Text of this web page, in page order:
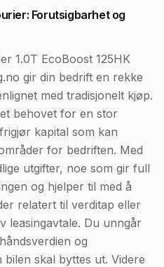
Forutsigbarhet og
1.0T EcoBoost 125HK
gir din bedrift en rekke
med tradisjonelt kjøp.
behovet for en stor
kapital som kan
for bedriften. Med
utgifter, noe som gir full
og hjelper til med å
relatert til verditap eller
leasingavtale. Du unngår
og
bilen skal byttes ut. Videre